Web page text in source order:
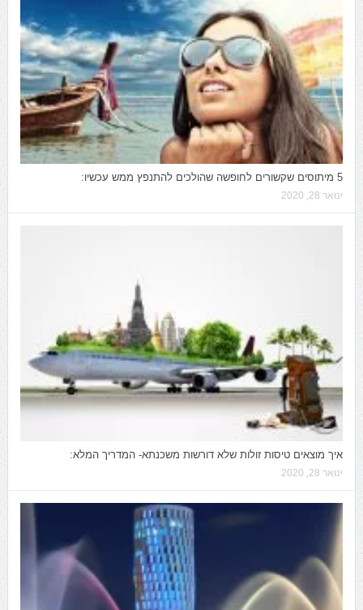
5 מיתוסים שקשורים לחופשה שהולכים להתנפץ ממש עכשיו:
ינואר 28, 2020
איך מוצאים טיסות זולות שלא דורשות משכנתא- המדריך המלא:
ינואר 28, 2020